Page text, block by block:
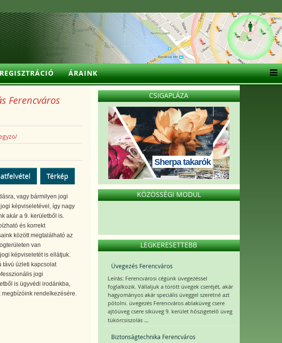
ÁRAINK
Ferencváros
Térkép
vagy bármilyen jogi
képviseletével, így nagy
akár a 9. kerületből is.
és korrekt
között megtalálható az
van
képviseletét is ellátjuk.
távú üzleti kapcsolat
jogi
is ügyvédi irodánkba,
rendelkezésére.
CSIGAPLÁZA
Sherpa takarók
KÖZÖSSÉGI MODUL
LEGKERESETTEBB
Üvegezés Ferencváros
Leírás: Ferencvárosi cégünk üvegezéssel
foglalkozik. Vállaljuk a törött üvegek cseréjét, akár
hagyományos akár speciális üveggel szeretné azt
pótolni. üvegezés Ferencváros ablaküveg csere
ajtóüveg csere síküveg 9. kerület hőszigetelő üveg
tükörcsiszolás ...
Biztonságtechnika Ferencváros